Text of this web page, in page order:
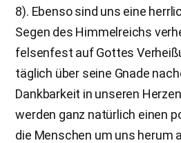
8). Ebenso sind uns eine
Segen des Himmelreichs
felsenfest auf Gottes
täglich über seine Gnade
Dankbarkeit in unseren
werden ganz natürlich einen
die Menschen um uns herum